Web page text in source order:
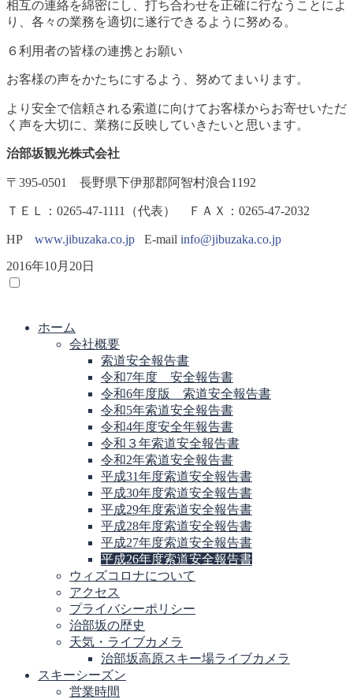
相互の連絡を綿密にし、打ち合わせを正確に行なうことによ
り、各々の業務を適切に遂行できるように努める。
６利用者の皆様の連携とお願い
お客様の声をかたちにするよう、努めてまいります。
より安全で信頼される索道に向けてお客様からお寄せいただ
く声を大切に、業務に反映していきたいと思います。
治部坂観光株式会社
〒395‐0501 長野県下伊那郡阿智村浪合1192
ＴＥＬ：0265‐47‐1111（代表） ＦＡＸ：0265‐47‐2032
HP www.jibuzaka.co.jp E-mail info@jibuzaka.co.jp
2016年10月20日
ホーム
会社概要
索道安全報告書
令和7年度 安全報告書
令和6年度版 索道安全報告書
令和5年索道安全報告書
令和4年度安全年報告書
令和３年索道安全報告書
令和2年索道安全報告書
平成31年度索道安全報告書
平成30年度索道安全報告書
平成29年度索道安全報告書
平成28年度索道安全報告書
平成27年度索道安全報告書
平成26年度索道安全報告書
ウィズコロナについて
アクセス
プライバシーポリシー
治部坂の歴史
天気・ライブカメラ
治部坂高原スキー場ライブカメラ
スキーシーズン
営業時間